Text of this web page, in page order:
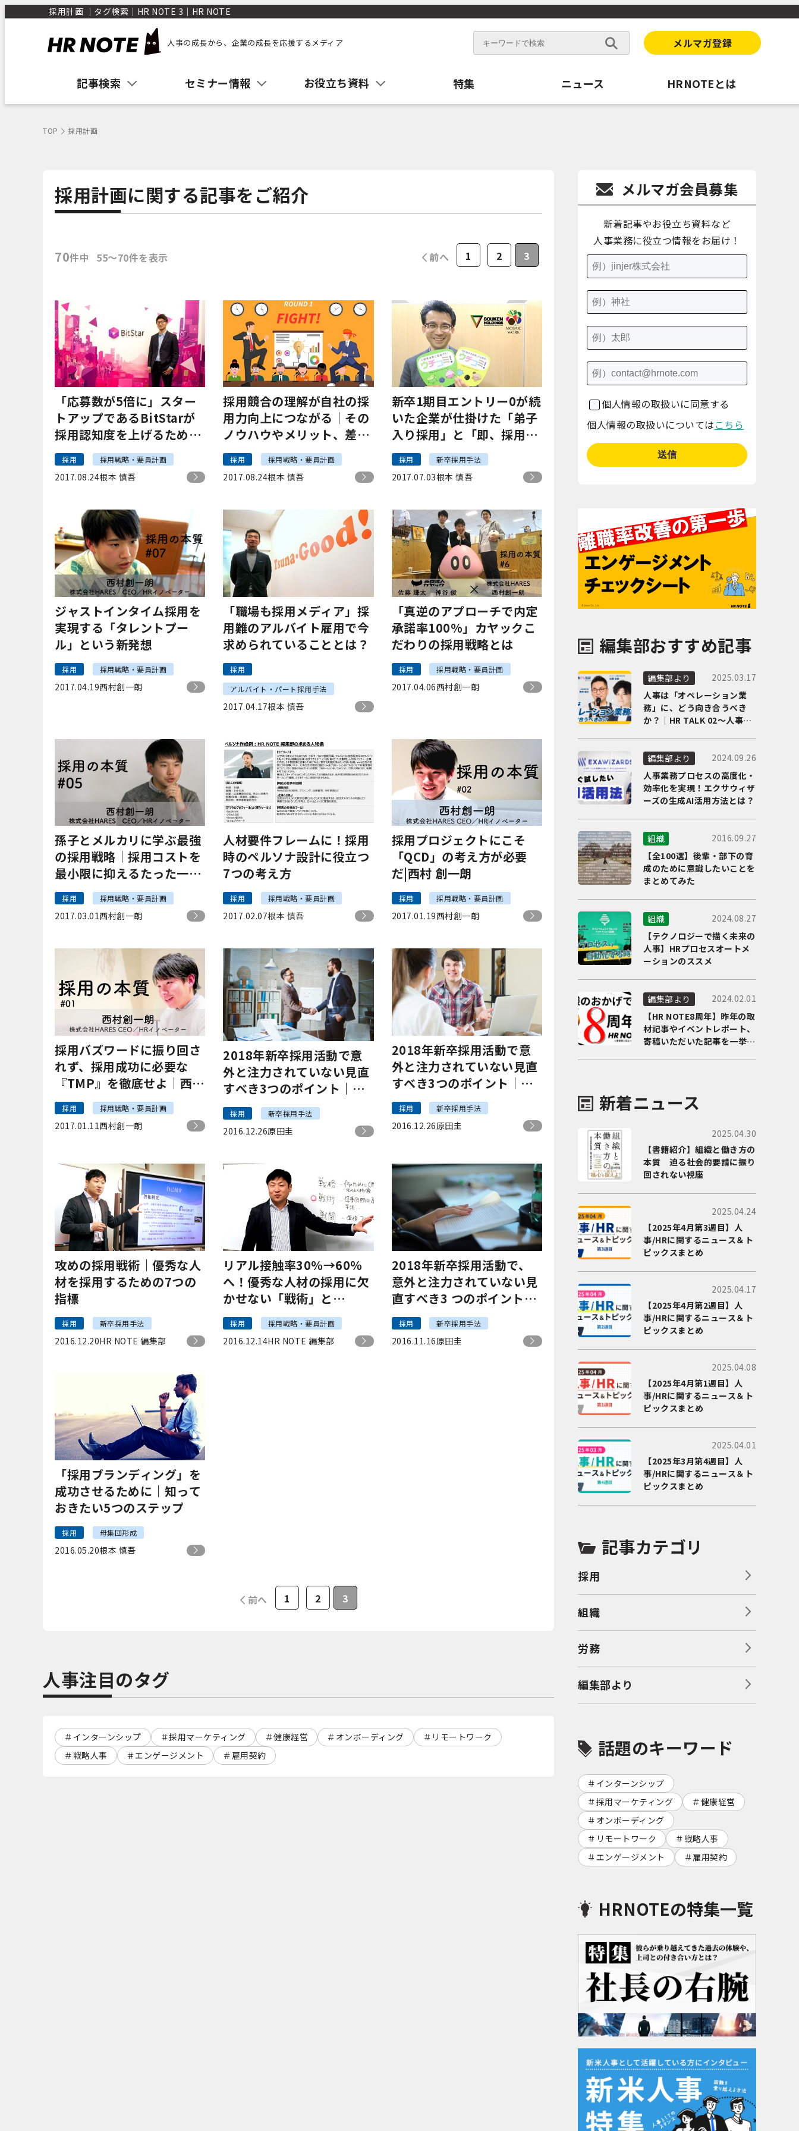
採用計画 ｜タグ検索｜HR NOTE 3｜HR NOTE
人事の成長から、企業の成長を応援するメディア メルマガ登録
記事検索 セミナー情報 お役立ち資料 特集 ニュース HRNOTEとは
TOP 採用計画
採用計画に関する記事をご紹介
70件中 55〜70件を表示 前へ 1 2 3
「応募数が5倍に」スター
トアップであるBitStarが
採用認知度を上げるために
した5つの施策
採用 採用戦略・要員計画
2017.08.24根本 慎吾
採用競合の理解が自社の採
用力向上につながる｜その
ノウハウやメリット、差別
化方法とは
採用 採用戦略・要員計画
2017.08.24根本 慎吾
新卒1期目エントリー0が続
いた企業が仕掛けた「弟子
入り採用」と「即、採用」
とは？
採用 新卒採用手法
2017.07.03根本 慎吾
ジャストインタイム採用を
実現する「タレントプー
ル」という新発想
採用 採用戦略・要員計画
2017.04.19西村創一朗
「職場も採用メディア」採
用難のアルバイト雇用で今
求められていることとは？
採用
アルバイト・パート採用手法
2017.04.17根本 慎吾
「真逆のアプローチで内定
承諾率100%」カヤックこ
だわりの採用戦略とは
採用 採用戦略・要員計画
2017.04.06西村創一朗
孫子とメルカリに学ぶ最強
の採用戦略｜採用コストを
最小限に抑えるたった一つ
の方法
採用 採用戦略・要員計画
2017.03.01西村創一朗
人材要件フレームに！採用
時のペルソナ設計に役立つ
7つの考え方
採用 採用戦略・要員計画
2017.02.07根本 慎吾
採用プロジェクトにこそ
「QCD」の考え方が必要
だ|西村 創一朗
採用 採用戦略・要員計画
2017.01.19西村創一朗
採用バズワードに振り回さ
れず、採用成功に必要な
『TMP』を徹底せよ｜西村
創一朗
採用 採用戦略・要員計画
2017.01.11西村創一朗
2018年新卒採用活動で意
外と注力されていない見直
すべき3つのポイント｜求
める人材編
採用 新卒採用手法
2016.12.26原田圭
2018年新卒採用活動で意
外と注力されていない見直
すべき3つのポイント｜動
機編
採用 新卒採用手法
2016.12.26原田圭
攻めの採用戦術｜優秀な人
材を採用するための7つの
指標
採用 新卒採用手法
2016.12.20HR NOTE 編集部
リアル接触率30％→60％
へ！優秀な人材の採用に欠
かせない「戦術」と
「KPI」
採用 採用戦略・要員計画
2016.12.14HR NOTE 編集部
2018年新卒採用活動で、
意外と注力されていない見
直すべき3 つのポイント｜
採用企画編
採用 新卒採用手法
2016.11.16原田圭
「採用ブランディング」を
成功させるために｜知って
おきたい5つのステップ
採用 母集団形成
2016.05.20根本 慎吾
前へ 1 2 3
人事注目のタグ
インターンシップ 採用マーケティング 健康経営 オンボーディング
リモートワーク
戦略人事
エンゲージメント 雇用契約
メルマガ会員募集
新着記事やお役立ち資料など
人事業務に役立つ情報をお届け！
個人情報の取扱いに同意する
個人情報の取扱いについては こちら
編集部おすすめ記事
編集部より
2025.03.17
人事は「オペレーション業
務」に、どう向き合うべき
か？｜HR TALK 02～人事DX
編集部より
2024.09.26
人事業務プロセスの高度化・
効率化を実現！エクサウィザ
ーズの生成AI活用方法とは？
組織
2016.09.27
【全100選】後輩・部下の育
成のために意識したいことを
まとめてみた
組織
2024.08.27
【テクノロジーで描く未来の
人事】HRプロセスオートメ
ーションのススメ
編集部より
2024.02.01
【HR NOTE8周年】昨年の取
材記事やイベントレポート、
寄稿いただいた記事を一挙に
新着ニュース
2025.04.30
【書籍紹介】組織と働き方の
本質 迫る社会的要請に振り
回されない視座
2025.04.24
【2025年4月第3週目】人
事/HRに関するニュース＆ト
ピックスまとめ
2025.04.17
【2025年4月第2週目】人
事/HRに関するニュース＆ト
ピックスまとめ
2025.04.08
【2025年4月第1週目】人
事/HRに関するニュース＆ト
ピックスまとめ
2025.04.01
【2025年3月第4週目】人
事/HRに関するニュース＆ト
ピックスまとめ
記事カテゴリ
採用
組織
労務
編集部より
話題のキーワード
インターンシップ
採用マーケティング
健康経営
オンボーディング
リモートワーク
戦略人事
エンゲージメント
雇用契約
HRNOTEの特集一覧